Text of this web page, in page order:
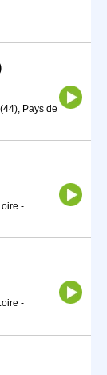
Pays de
-
-